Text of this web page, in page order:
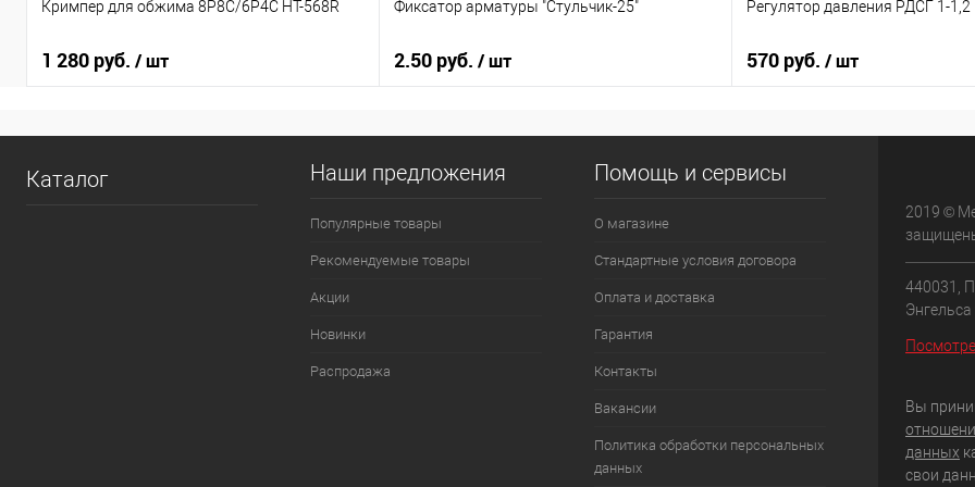
Кримпер для обжима 8Р8С/6Р4С HT-568R
1 280 руб. / шт
Фиксатор арматуры "Стульчик-25"
2.50 руб. / шт
Регулятор давления РДСГ 1-1,2
570 руб. / шт
Каталог Наши предложения
Популярные товары
Рекомендуемые товары
Акции
Новинки
Распродажа
Помощь и сервисы
О магазине
Стандартные условия договора
Оплата и доставка
Гарантия
Контакты
Вакансии
Политика обработки персональных
данных
2019 ©
440031,
Вы
данных
свои